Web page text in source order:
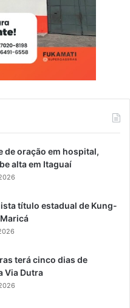
de oração em hospital,
alta em Itaguaí
título estadual de Kung-
terá cinco dias de
Via Dutra